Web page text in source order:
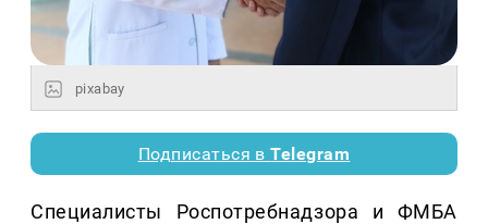
pixabay
Подписаться вTelegram
Специалисты Роспотребнадзора и ФМБА